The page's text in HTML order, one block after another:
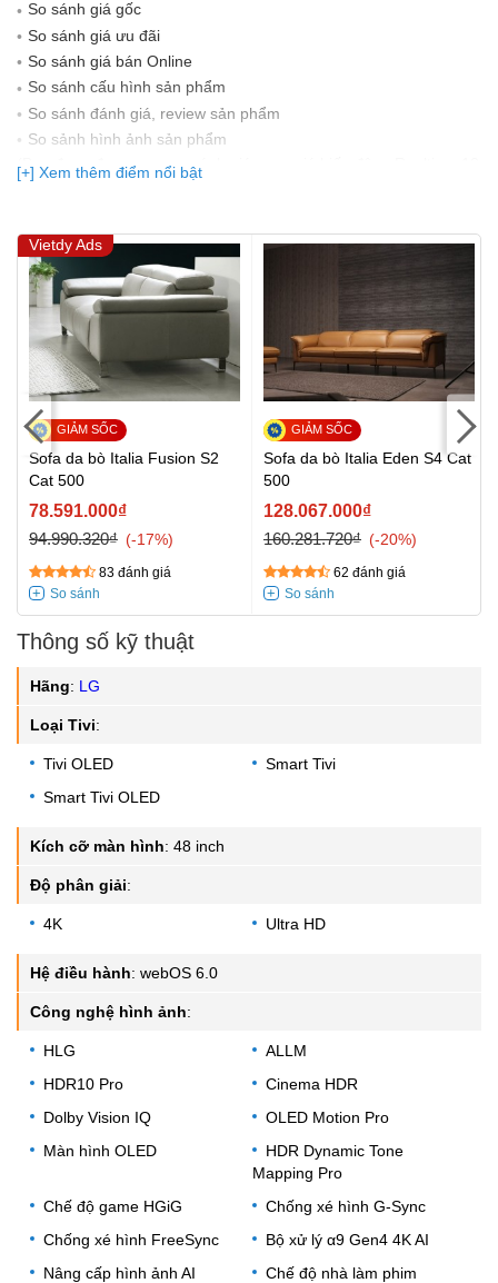
So sánh giá gốc
So sánh giá ưu đãi
So sánh giá bán Online
So sánh cấu hình sản phẩm
So sánh đánh giá, review sản phẩm
So sảnh hình ảnh sản phẩm
(Bạn đang được xem so sánh giá, xem giá biến động Realtime 10
lần cập nhật gần nhất)
[+] Xem thêm điểm nổi bật
Vietdy Ads
Sofa da bò Italia Fusion S2
Cat 500
78.591.000₫
94.990.320₫
-17%
83 đánh giá
Sofa da bò Italia Eden S4 Cat
500
128.067.000₫
160.281.720₫
-20%
62 đánh giá
Thông số kỹ thuật
Hãng: LG
Loại Tivi:
Tivi OLED
Smart Tivi
Smart Tivi OLED
Kích cỡ màn hình: 48 inch
Độ phân giải:
4K Ultra HD
Hệ điều hành: webOS 6.0
Công nghệ hình ảnh:
HLG
ALLM
HDR10 Pro
Cinema HDR
Dolby Vision IQ
OLED Motion Pro
Màn hình OLED
HDR Dynamic Tone
Mapping Pro
Chế độ game HGiG
Chống xé hình G-Sync
Chống xé hình FreeSync
Bộ xử lý α9 Gen4 4K AI
Nâng cấp hình ảnh AI
Chế độ nhà làm phim